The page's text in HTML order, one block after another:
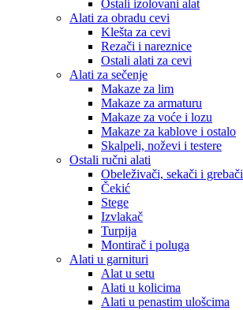
Ostali izolovani alat
Alati za obradu cevi
Klešta za cevi
Rezači i nareznice
Ostali alati za cevi
Alati za sečenje
Makaze za lim
Makaze za armaturu
Makaze za voće i lozu
Makaze za kablove i ostalo
Skalpeli, noževi i testere
Ostali ručni alati
Obeleživači, sekači i grebači
Čekić
Stege
Izvlakač
Turpija
Montirač i poluga
Alati u garnituri
Alat u setu
Alati u kolicima
Alati u penastim ulošcima